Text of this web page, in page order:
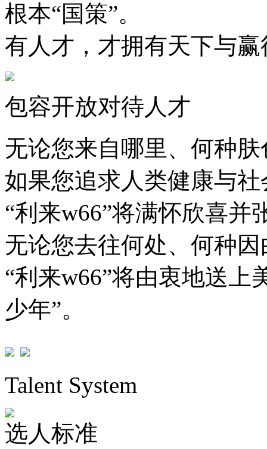
根本“国策”。
有人才，才拥有天下与
包容开放对待人才
无论您来自哪里、何种
如果您追求人类健康与
“利来w66”将满怀欣喜并
无论您去往何处、何种
“利来w66”将由衷地送上
少年”。
Talent System
选人标准